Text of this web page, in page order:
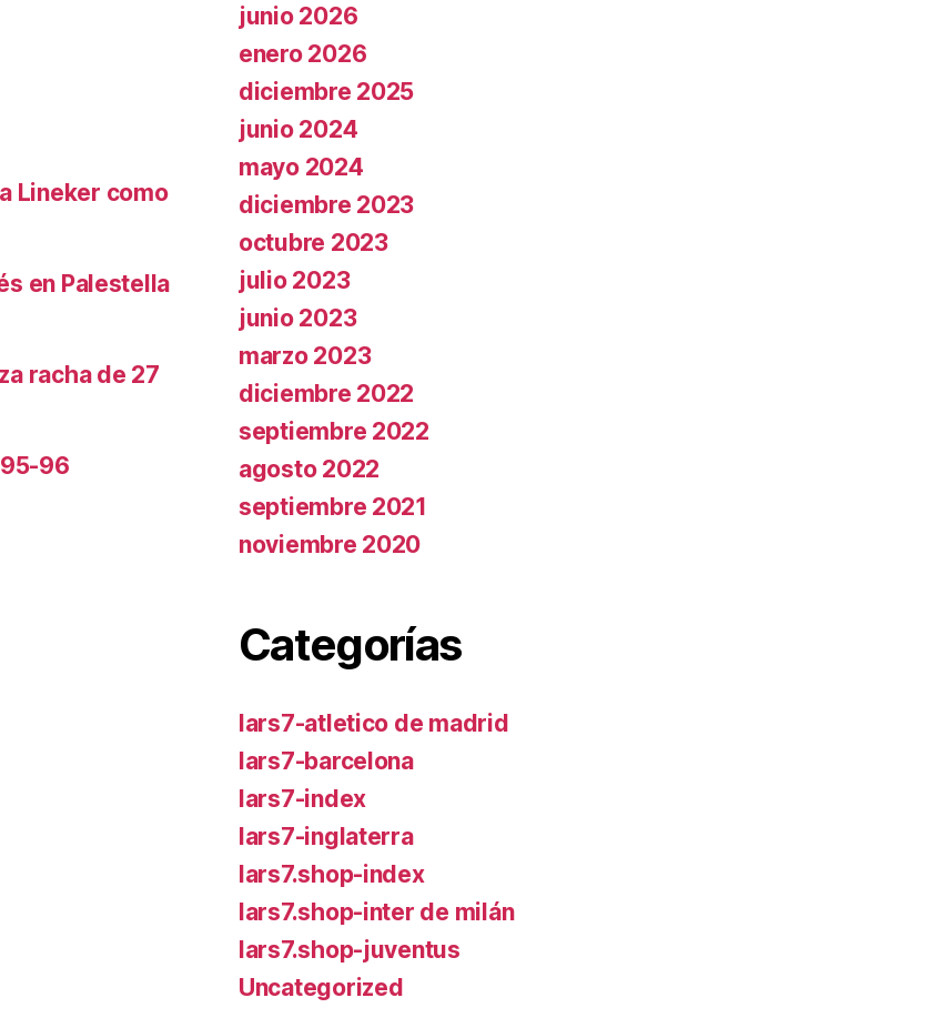
Lineker como
en Palestella
racha de 27
96
junio 2026
enero 2026
diciembre 2025
junio 2024
mayo 2024
diciembre 2023
octubre 2023
julio 2023
junio 2023
marzo 2023
diciembre 2022
septiembre 2022
agosto 2022
septiembre 2021
noviembre 2020
Categorías
lars7-atletico de madrid
lars7-barcelona
lars7-index
lars7-inglaterra
lars7.shop-index
lars7.shop-inter de milán
lars7.shop-juventus
Uncategorized